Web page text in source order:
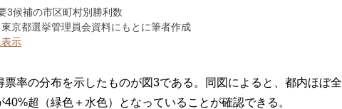
候補の市区町村別勝利数
東京都選挙管理員会資料にもとに筆者作成
示
率の分布を示したものが図3である。同図によると、都内ほぼ全
超（緑色＋水色）となっていることが確認できる。